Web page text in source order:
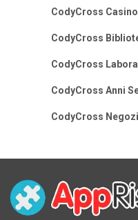
CodyCross Casino
CodyCross
CodyCross
CodyCross Anni
CodyCross